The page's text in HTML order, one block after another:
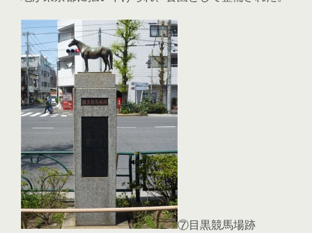
⑦目黒競馬場跡